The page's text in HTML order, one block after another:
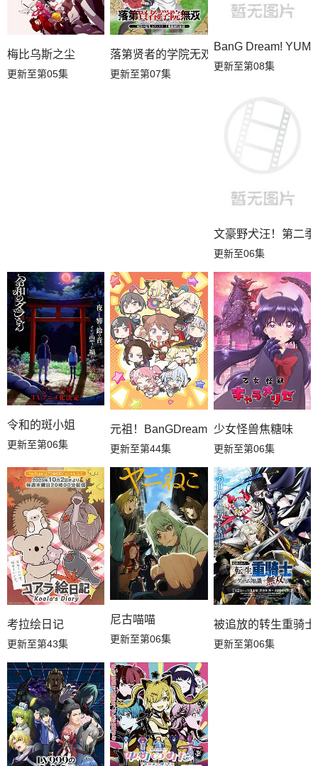
梅比乌斯之尘
更新至第05集
落第贤者的学院无双第二回转生，S等级
更新至第07集
BanG Dream!
更新至第08集
文豪野犬汪！第二季
更新至06集
令和的斑小姐
更新至第06集
元祖！BanGDream酱
更新至第44集
少女怪兽焦糖味
更新至第06集
考拉绘日记
更新至第43集
尼古喵喵
更新至第06集
被追放的转生重骑
更新至第06集